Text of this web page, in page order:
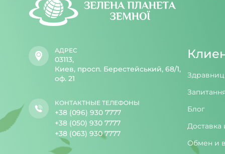
АДРЕС
03113,
Киев, просп. Берестейський, 68/1,
оф. 21
КОНТАКТНЫЕ ТЕЛЕФОНЫ
+38 (096) 930 7777
+38 (050) 930 7777
+38 (063) 930 7777
Блог
Доставка
Обмен и